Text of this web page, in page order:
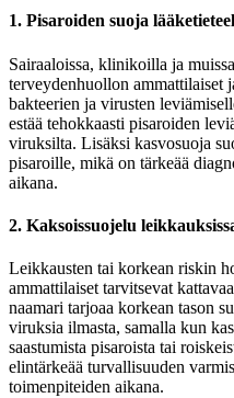
1. Pisaroiden suoja
Sairaaloissa, klinikoilla ja
terveydenhuollon ammattilaiset
bakteerien ja virusten
estää tehokkaasti pisaroiden
viruksilta. Lisäksi kasvosuoja
pisaroille, mikä on tärkeää
aikana.
2. Kaksoissuojelu
Leikkausten tai korkean riskin
ammattilaiset tarvitsevat
naamari tarjoaa korkean tason
viruksia ilmasta, samalla kun
saastumista pisaroista tai
elintärkeää turvallisuuden
toimenpiteiden aikana.